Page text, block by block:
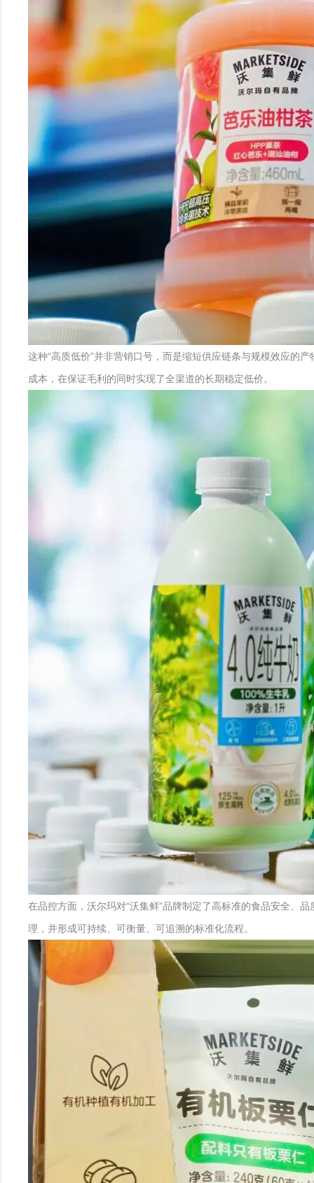
这种“高质低价”并非营销口号，而是缩短供应链条与规模效应的
成本，在保证毛利的同时实现了全渠道的长期稳定低价。
在品控方面，沃尔玛对“沃集鲜”品牌制定了高标准的食品安全、
理，并形成可持续、可衡量、可追溯的标准化流程。